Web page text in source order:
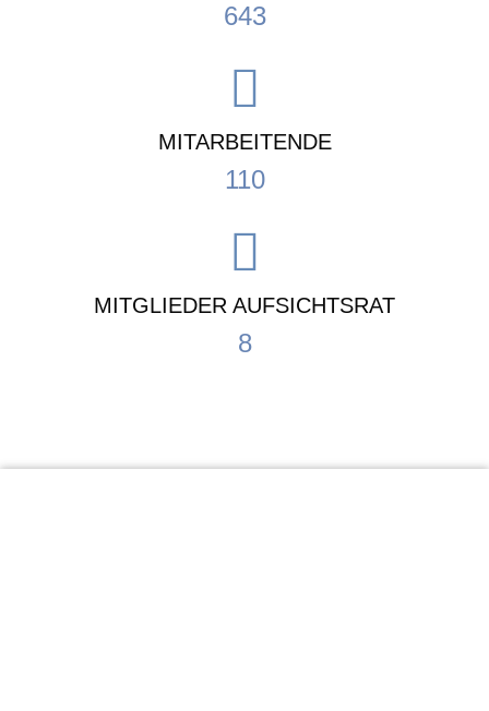
643
MITARBEITENDE
110
MITGLIEDER AUFSICHTSRAT
8